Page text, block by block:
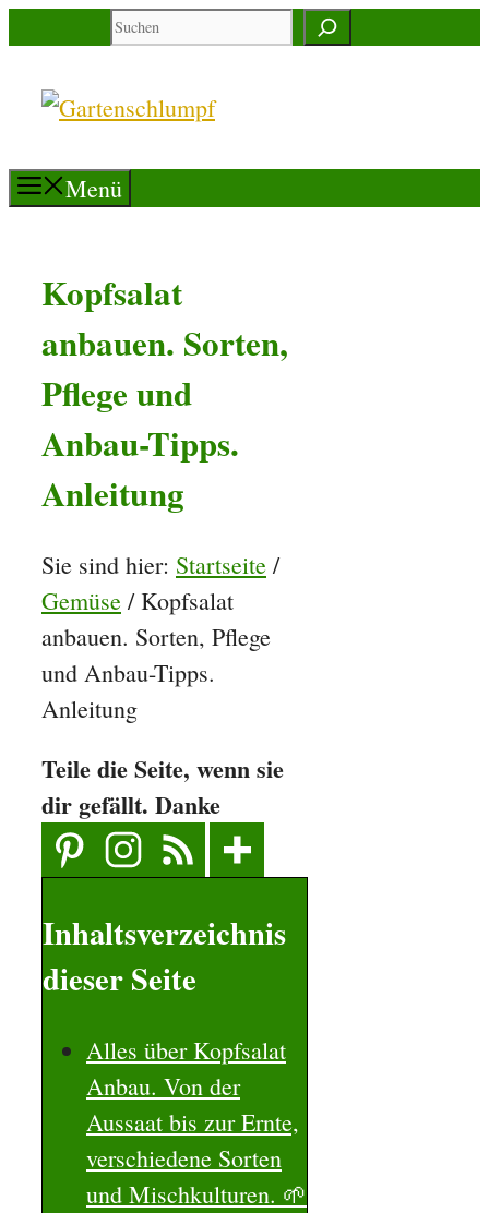
springen
Menü
Kopfsalat
anbauen. Sorten,
Pflege und
Anbau-Tipps.
Anleitung
Sie sind hier: Startseite /
Gemüse /Kopfsalat
anbauen. Sorten, Pflege
und Anbau-Tipps.
Anleitung
Teile die Seite, wenn sie
dir gefällt. Danke
Inhaltsverzeichnis
dieser Seite
Alles über Kopfsalat
Anbau. Von der
Aussaat bis zur Ernte,
verschiedene Sorten
und Mischkulturen. 🌱